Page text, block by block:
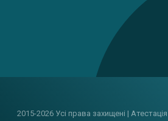
2015-2026 Усі права захищені |